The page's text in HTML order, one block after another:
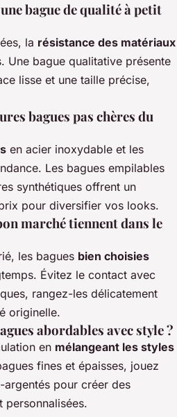
bague de qualité à petit
la résistance des matériaux
Une bague qualitative présente
lisse et une taille précise,
bagues pas chères du
en acier inoxydable et les
Les bagues empilables
synthétiques offrent un
pour diversifier vos looks.
marché tiennent dans le
les bagues bien choisies
Évitez le contact avec
rangez-les délicatement
originelle.
abordables avec style ?
en mélangeant les styles
fines et épaisses, jouez
pour créer des
personnalisées.